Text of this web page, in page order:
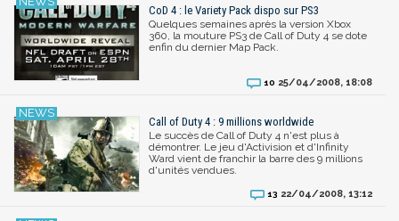
CoD 4 : le Variety Pack dispo sur PS3
Quelques semaines après la version Xbox
360, la mouture PS3 de Call of Duty 4 se dote
enfin du dernier Map Pack.
10 25/04/2008, 18:08
Call of Duty 4 : 9 millions worldwide
Le succès de Call of Duty 4 n'est plus à
démontrer. Le jeu d'Activision et d'Infinity
Ward vient de franchir la barre des 9 millions
d'unités vendues.
13 22/04/2008, 13:12